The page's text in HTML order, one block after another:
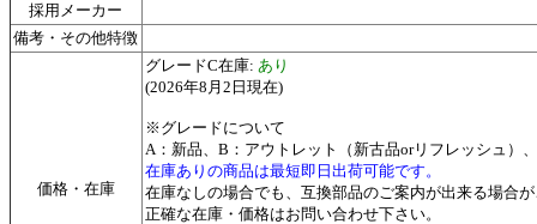
採用メーカー
備考・その他特徴
価格・在庫
グレードC在庫: あり
(2026年8月2日現在)
※グレードについて
A：新品、B：アウトレット（新古品orリフレッシュ）
在庫ありの商品は最短即日出荷可能です。
在庫なしの場合でも、互換部品のご案内が出来る場合
正確な在庫・価格はお問い合わせ下さい。